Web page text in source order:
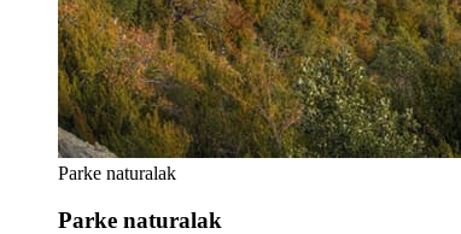
Parke naturalak
Parke naturalak